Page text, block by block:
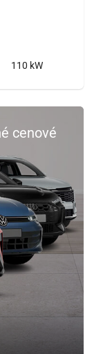
110 kW
cenové